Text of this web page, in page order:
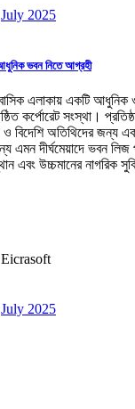
July 2025
ভবন নিতে আগ্রহী
এলাকায় একটি আধুনিক ও
কর্পোরেট সংস্থা।
ও বিদেশি অতিথিদের জন্য
এমন দীর্ঘমেয়াদে ভবন
এবং উচ্চমানের নাগরিক
Eicrasoft
July 2025